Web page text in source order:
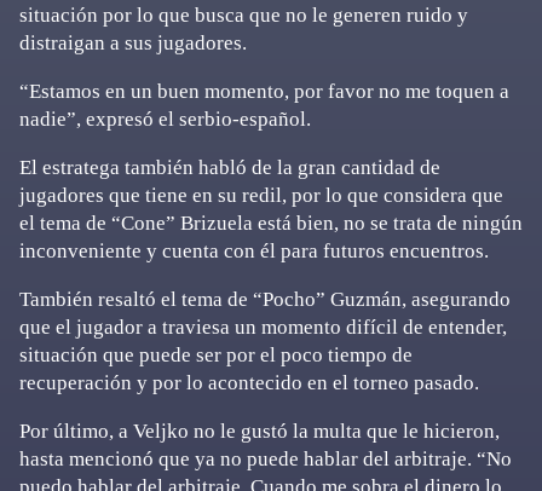
situación por lo que busca que no le generen ruido y
distraigan a sus jugadores.
“Estamos en un buen momento, por favor no me toquen a
nadie”, expresó el serbio-español.
El estratega también habló de la gran cantidad de
jugadores que tiene en su redil, por lo que considera que
el tema de “Cone” Brizuela está bien, no se trata de ningún
inconveniente y cuenta con él para futuros encuentros.
También resaltó el tema de “Pocho” Guzmán, asegurando
que el jugador a traviesa un momento difícil de entender,
situación que puede ser por el poco tiempo de
recuperación y por lo acontecido en el torneo pasado.
Por último, a Veljko no le gustó la multa que le hicieron,
hasta mencionó que ya no puede hablar del arbitraje. “No